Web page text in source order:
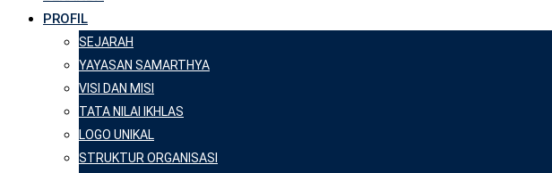
PROFIL
SEJARAH
YAYASAN SAMARTHYA
VISI DAN MISI
TATA NILAI IKHLAS
LOGO UNIKAL
STRUKTUR ORGANISASI